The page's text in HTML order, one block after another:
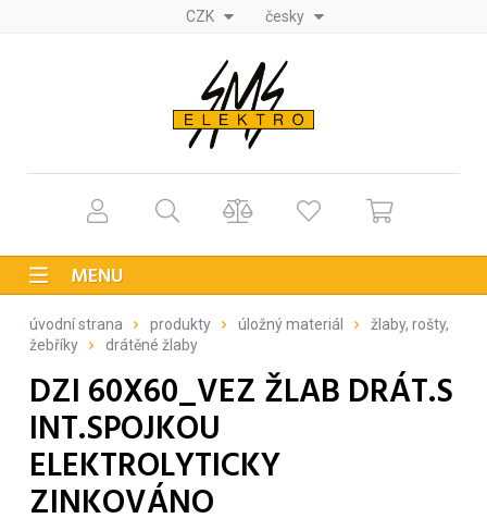
CZK česky
MENU
úvodní strana produkty úložný materiál
žlaby, rošty,
žebříky
drátěné žlaby
DZI 60X60_VEZ ŽLAB DRÁT.S
INT.SPOJKOU
ELEKTROLYTICKY
ZINKOVÁNO